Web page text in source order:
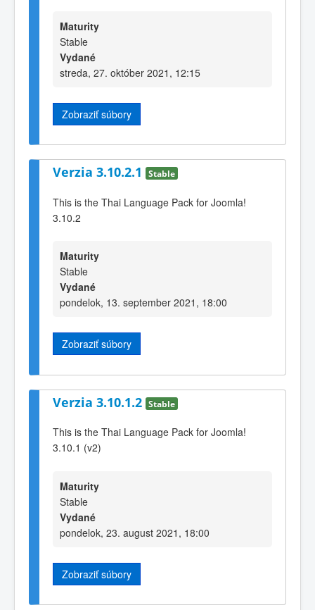
Maturity
Stable
Vydané
streda, 27. október 2021, 12:15
Zobraziť súbory
Verzia 3.10.2.1 Stable
This is the Thai Language Pack for Joomla!
3.10.2
Maturity
Stable
Vydané
pondelok, 13. september 2021, 18:00
Zobraziť súbory
Verzia 3.10.1.2 Stable
This is the Thai Language Pack for Joomla!
3.10.1 (v2)
Maturity
Stable
Vydané
pondelok, 23. august 2021, 18:00
Zobraziť súbory